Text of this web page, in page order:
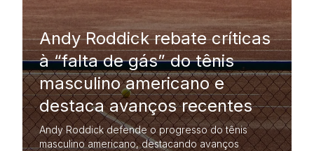
Andy Roddick rebate críticas
à “falta de gás” do tênis
masculino americano e
destaca avanços recentes
Andy Roddick defende o progresso do tênis
masculino americano, destacando avanços